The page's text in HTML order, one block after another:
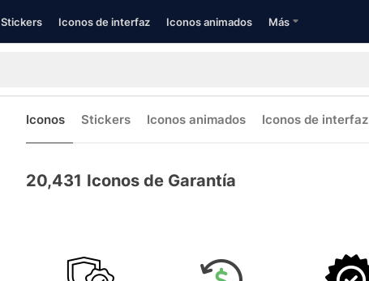
Stickers Iconos de interfaz Iconos animados Más
Iconos Stickers Iconos animados Iconos de interfaz
20,431 Iconos de Garantía